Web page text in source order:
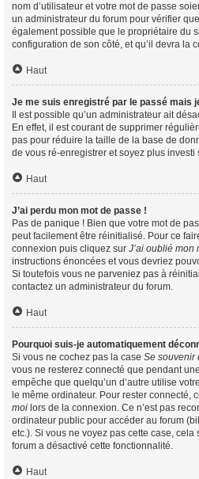
nom d’utilisateur et votre mot de passe
un administrateur du forum pour vérifier
également possible que le propriétaire du
configuration de son côté, et qu’il devra la
Haut
Je me suis enregistré par le passé mais
Il est possible qu’un administrateur ait
En effet, il est courant de supprimer
pas pour réduire la taille de la base de
de vous ré-enregistrer et soyez plus investi
Haut
J’ai perdu mon mot de passe !
Pas de panique ! Bien que votre mot de
peut facilement être réinitialisé. Pour ce
connexion puis cliquez sur J’ai oublié mon
instructions énoncées et vous devriez
Si toutefois vous ne parveniez pas à
contactez un administrateur du forum.
Haut
Pourquoi suis-je automatiquement
Si vous ne cochez pas la case Se souvenir
vous ne resterez connecté que pendant
empêche que quelqu’un d’autre utilise
le même ordinateur. Pour rester connecté,
moi lors de la connexion. Ce n’est pas
ordinateur public pour accéder au forum
etc.). Si vous ne voyez pas cette case, cela
forum a désactivé cette fonctionnalité.
Haut